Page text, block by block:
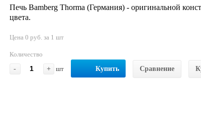
Печь Bamberg Thorma (Германия) - оригинальной
цвета.
Цена 0 руб. за 1 шт
Количество
-
+ шт Купить Сравнение